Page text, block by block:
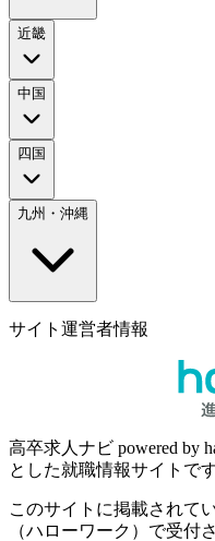
近畿
中国
四国
九州・沖縄
サイト運営者情報
高卒求人ナビ powered by
とした就職情報サイトです
このサイトに掲載されて
（ハローワーク）で受付